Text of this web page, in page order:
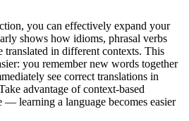
you can effectively expand your
shows how idioms, phrasal verbs
translated in different contexts. This
you remember new words together
see correct translations in
advantage of context-based
learning a language becomes easier